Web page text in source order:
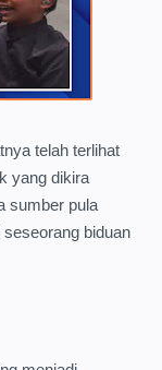
telah terlihat
yang dikira
sumber pula
biduan